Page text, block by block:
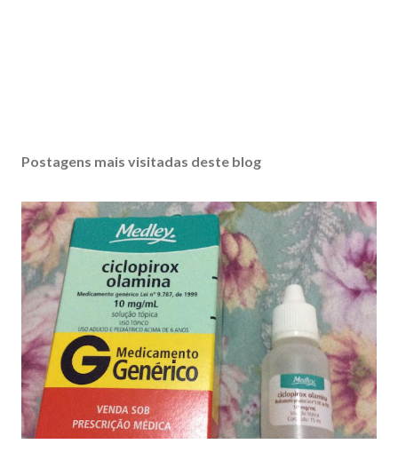
Postagens mais visitadas deste blog